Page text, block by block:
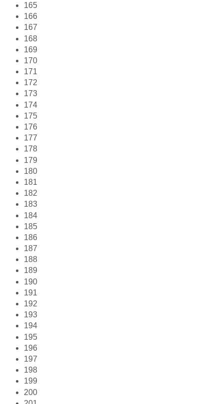
165
166
167
168
169
170
171
172
173
174
175
176
177
178
179
180
181
182
183
184
185
186
187
188
189
190
191
192
193
194
195
196
197
198
199
200